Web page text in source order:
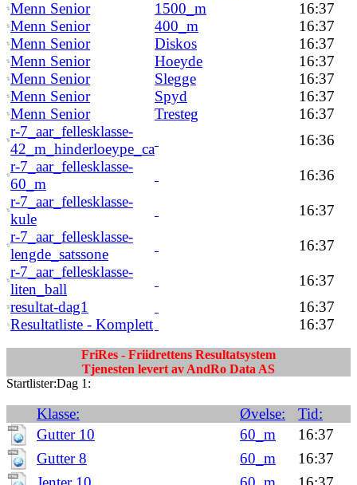
Menn Senior
1500_m
16:37
Menn Senior
400_m
16:37
Menn Senior
Diskos
16:37
Menn Senior
Hoeyde
16:37
Menn Senior
Slegge
16:37
Menn Senior
Spyd
16:37
Menn Senior
Tresteg
16:37
r-7_aar_fellesklasse-
42_m_hinderloeype_ca
16:36
r-7_aar_fellesklasse-
60_m
16:36
r-7_aar_fellesklasse-
kule
16:37
r-7_aar_fellesklasse-
lengde_satssone
16:37
r-7_aar_fellesklasse-
liten_ball
16:37
resultat-dag1
16:37
Resultatliste - Komplett
16:37
FriRes - Friidrettens Resultatsystem
Tjenesten levert av AndRo Data AS
Startlister:Dag 1:
Klasse: Øvelse:
Tid:
Gutter 10
60_m
16:37
Gutter 8
60_m
16:37